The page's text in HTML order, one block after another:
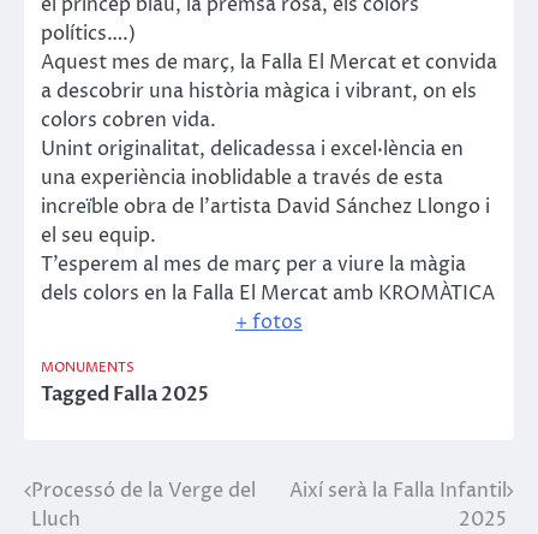
polítics….)
Aquest mes de març, la Falla El Mercat et convida
a descobrir una història màgica i vibrant, on els
colors cobren vida.
Unint originalitat, delicadessa i excel·lència en
una experiència inoblidable a través de esta
increïble obra de l’artista David Sánchez Llongo i
el seu equip.
T’esperem al mes de març per a viure la màgia
dels colors en la Falla El Mercat amb KROMÀTICA
+ fotos
MONUMENTS
TaggedFalla 2025
Navegació
Processó de la Verge del
Lluch
Així serà la Falla Infantil
2025